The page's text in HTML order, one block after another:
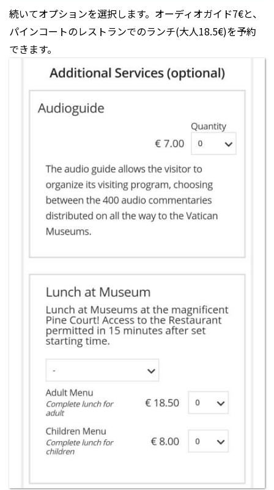
続いてオプションを選択します。オーディオガイド7€と、
パインコートのレストランでのランチ(大人18.5€)を予約
できます。